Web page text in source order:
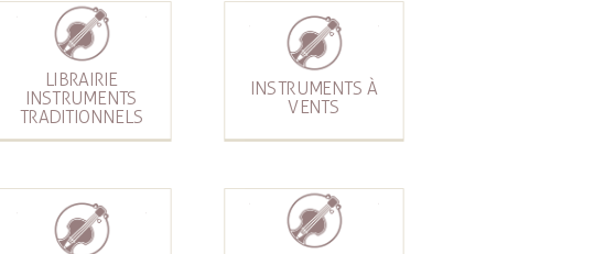
LIBRAIRIE
INSTRUMENTS
TRADITIONNELS
INSTRUMENTS À
VENTS